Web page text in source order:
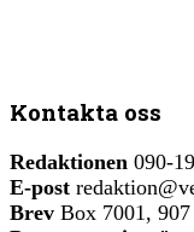
Kontakta oss
Redaktionen 090-
E-post
Brev Box 7001,